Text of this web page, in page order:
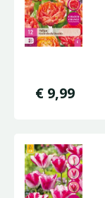
€ 9,99